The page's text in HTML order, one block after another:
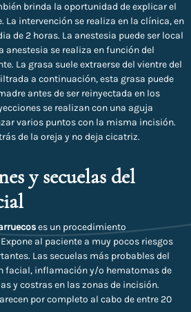
brinda la oportunidad de explicar el
La intervención se realiza en la clínica, en
de 2 horas. La anestesia puede ser local
anestesia se realiza en función del
La grasa suele extraerse del vientre del
a continuación, esta grasa puede
antes de ser reinyectada en los
se realizan con una aguja
varios puntos con la misma incisión.
de la oreja y no deja cicatriz.
y secuelas del
es un procedimiento
al paciente a muy pocos riesgos
Las secuelas más probables del
facial, inflamación y/o hematomas de
y costras en las zonas de incisión.
por completo al cabo de entre 20